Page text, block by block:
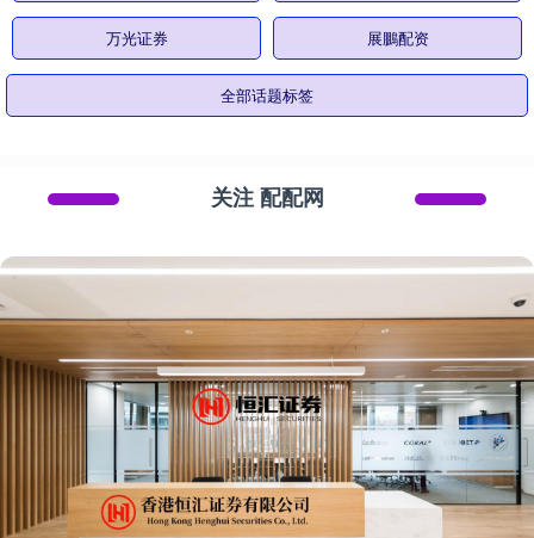
万光证券 展鵬配资
全部话题标签
关注 配配网